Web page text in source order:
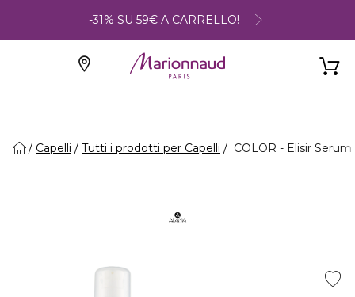
-31% SU 59€ A CARRELLO!
Capelli Tutti i prodotti per Capelli COLOR - Elisir